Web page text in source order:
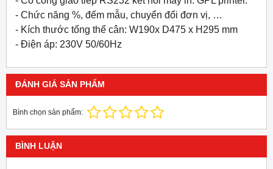
- Chức năng %, đếm mẫu, chuyển đổi đơn vị, …
- Kích thước tổng thể cân: W190x D475 x H295 mm
- Điện áp: 230V 50/60Hz
ĐÁNH GIÁ SẢN PHẨM
Bình chọn sản phẩm:
BÌNH LUẬN